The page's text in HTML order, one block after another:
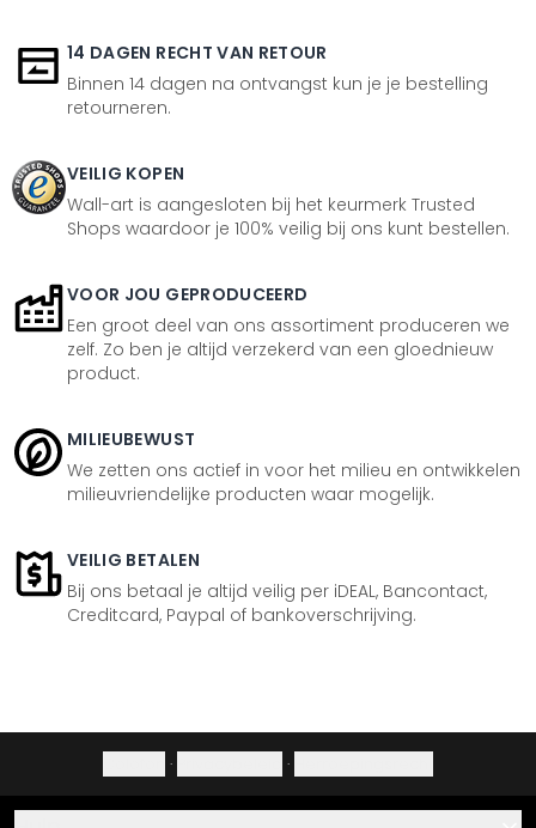
14 DAGEN RECHT VAN RETOUR
Binnen 14 dagen na ontvangst kun je je bestelling
retourneren.
VEILIG KOPEN
Wall-art is aangesloten bij het keurmerk Trusted
Shops waardoor je 100% veilig bij ons kunt bestellen.
VOOR JOU GEPRODUCEERD
Een groot deel van ons assortiment produceren we
zelf. Zo ben je altijd verzekerd van een gloednieuw
product.
MILIEUBEWUST
We zetten ons actief in voor het milieu en ontwikkelen
milieuvriendelijke producten waar mogelijk.
VEILIG BETALEN
Bij ons betaal je altijd veilig per iDEAL, Bancontact,
Creditcard, Paypal of bankoverschrijving.
· ·